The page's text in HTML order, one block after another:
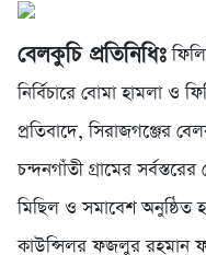
বেলকুচি প্রতিনিধিঃ
নির্বিচারে বোমা হামলা ও
প্রতিবাদে, সিরাজগঞ্জের
চন্দনগাঁতী গ্রামের
মিছিল ও সমাবেশ অনুষ্ঠিত
কাউন্সিলর ফজলুর